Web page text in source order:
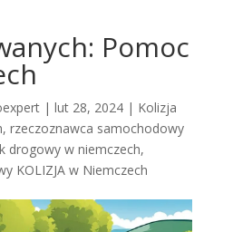
Pomoc
| lut 28, 2024| Kolizja
, rzeczoznawca samochodowy
drogowy w niemczech,
KOLIZJA w Niemczech